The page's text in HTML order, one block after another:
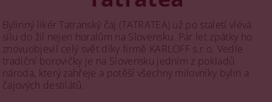
Bylinný likér Tatranský čaj (TATRATEA) už po staletí vlévá
sílu do žil nejen horalům na Slovensku. Pár let zpátky ho
znovuobjevil celý svět díky firmě KARLOFF s.r.o. Vedle
tradiční borovičky je na Slovensku jedním z pokladů
národa, který zahřeje a potěší všechny milovníky bylin a
čajových destilátů.